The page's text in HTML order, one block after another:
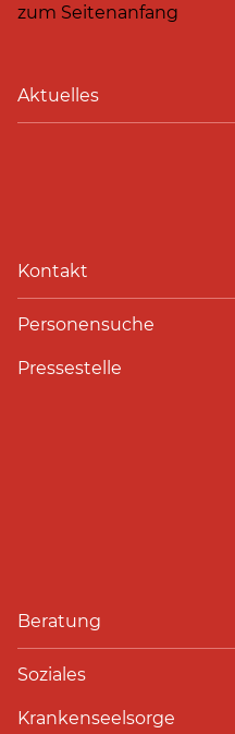
zum Seitenanfang
Aktuelles
Kontakt
Personensuche
Pressestelle
Beratung
Soziales
Krankenseelsorge